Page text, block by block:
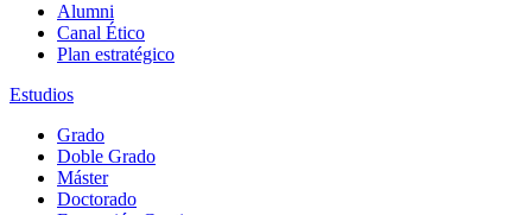
Alumni
Canal Ético
Plan estratégico
Estudios
Grado
Doble Grado
Máster
Doctorado